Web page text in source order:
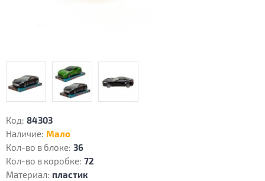
Код: 84303
Наличие: Мало
Кол-во в блоке: 36
Кол-во в коробке: 72
Материал: пластик